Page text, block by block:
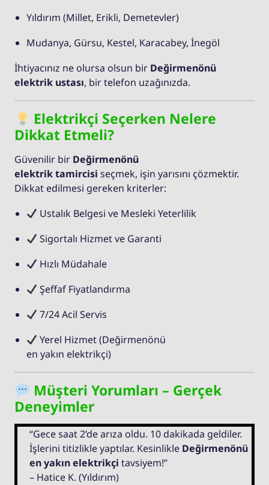
Yıldırım (Millet, Erikli, Demetevler)
Mudanya, Gürsu, Kestel, Karacabey, İnegöl
İhtiyacınız ne olursa olsun bir Değirmenönü
elektrik ustası, bir telefon uzağınızda.
Elektrikçi Seçerken Nelere
Dikkat Etmeli?
Güvenilir bir Değirmenönü
elektrik tamircisi seçmek, işin yarısını çözmektir.
Dikkat edilmesi gereken kriterler:
Ustalık Belgesi ve Mesleki Yeterlilik
Sigortalı Hizmet ve Garanti
Hızlı Müdahale
Şeffaf Fiyatlandırma
7/24 Acil Servis
Yerel Hizmet (Değirmenönü
en yakın elektrikçi)
Müşteri Yorumları – Gerçek
Deneyimler
“Gece saat 2’de arıza oldu. 10 dakikada geldiler.
İşlerini titizlikle yaptılar. Kesinlikle Değirmenönü
en yakın elektrikçi tavsiyem!”
– Hatice K. (Yıldırım)